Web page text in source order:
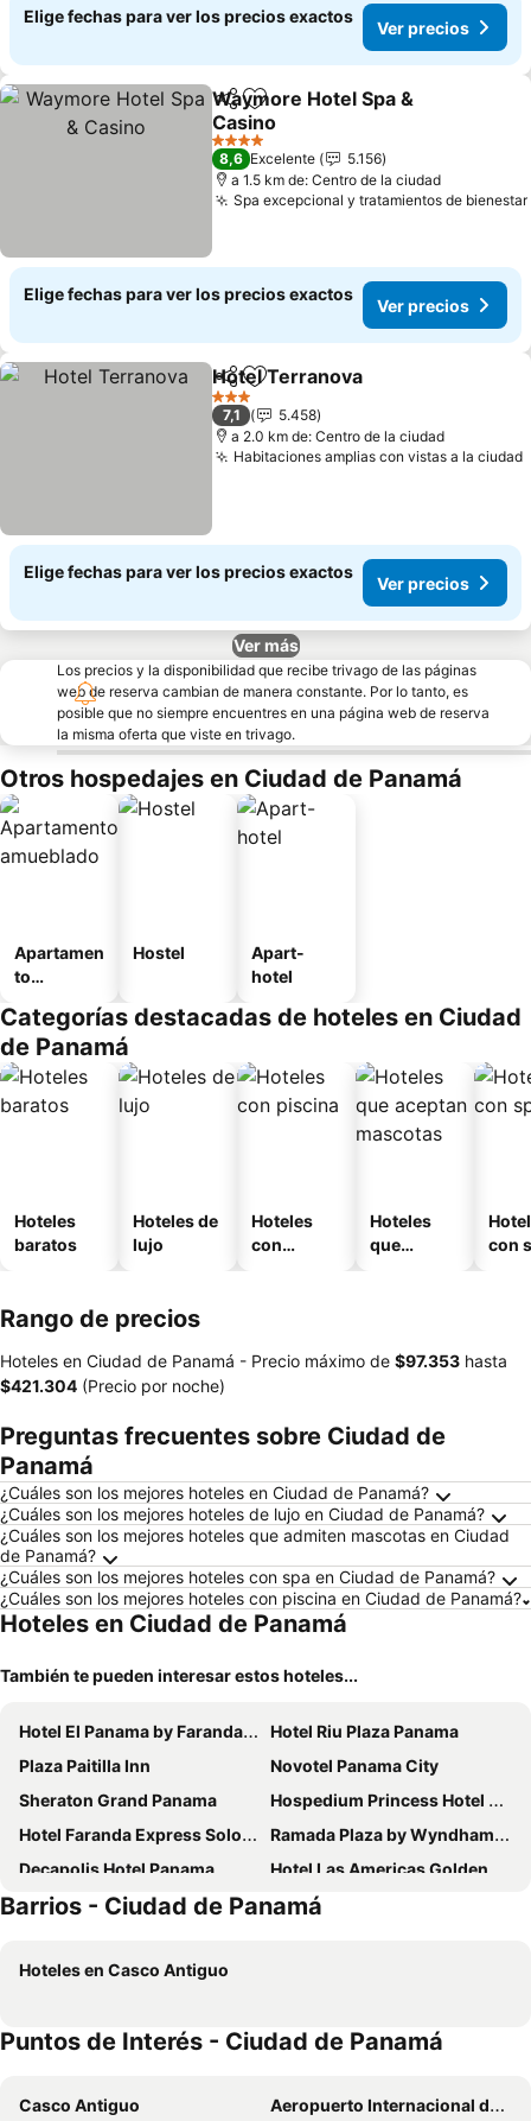
Elige fechas para ver los precios exactos
Ver precios
CompartirAgregar a favoritos
Waymore Hotel Spa &
Casino
Ver precios
4 Estrellas
8,6 Excelente
5.156
a 1.5 km de: Centro de la ciudad
Spa excepcional y tratamientos de bienestar
Elige fechas para ver los precios exactos
Ver precios
CompartirAgregar a favoritos
Hotel Terranova
3 Estrellas
7,1
5.458
a 2.0 km de: Centro de la ciudad
Habitaciones amplias con vistas a la ciudad
Elige fechas para ver los precios exactos
Ver precios
Ver más
Los precios y la disponibilidad que recibe trivago de las páginas
web de reserva cambian de manera constante. Por lo tanto, es
posible que no siempre encuentres en una página web de reserva
la misma oferta que viste en trivago.
Otros hospedajes en Ciudad de Panamá
Apartamen
to
o
Hostel
Apart-
hotel
Categorías destacadas de hoteles en Ciudad
de Panamá
Hoteles
baratos
Hoteles de
lujo
Hoteles
con
Hoteles
que
con
Rango de precios
Hoteles en Ciudad de Panamá - Precio máximo de ‎$97.353 hasta
‎$421.304 (Precio por noche)
Preguntas frecuentes sobre Ciudad de
Panamá
¿Cuáles son los mejores hoteles en Ciudad de Panamá?
¿Cuáles son los mejores hoteles de lujo en Ciudad de Panamá?
¿Cuáles son los mejores hoteles que admiten mascotas en Ciudad
de Panamá?
¿Cuáles son los mejores hoteles con spa en Ciudad de Panamá?
¿Cuáles son los mejores hoteles con piscina en Ciudad de Panamá?
Hoteles en Ciudad de Panamá
También te pueden interesar estos hoteles...
Hotel El Panama by Faranda Grand, a member of Radisson Individuals
Hotel Riu Plaza Panama
Plaza Paitilla Inn
Novotel Panama City
Sheraton Grand Panama
Hospedium Princess Hotel Panamá
Hotel Faranda Express Soloy and Casino, a member of Radisson Individuals
Ramada Plaza by Wyndham Panama Punta Pacifica
Decapolis Hotel Panama
Hotel Las Americas Golden Tower Panamá
The Westin Playa Bonita Panama
Hotel Grand International
Central Hotel Panama Casco Viejo
Riande Urban Hotel
Megapolis Hotel Panama
Crowne Plaza Panama Airport by IHG
Hotel Dann Carlton Marin Place Panama Financial District
Barrios - Ciudad de Panamá
Hoteles en Casco Antiguo
Puntos de Interés - Ciudad de Panamá
Casco Antiguo
Aeropuerto Internacional de Tocumen